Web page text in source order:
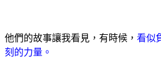
他們的故事讓我看見，有時候， 看似
刻的力量。